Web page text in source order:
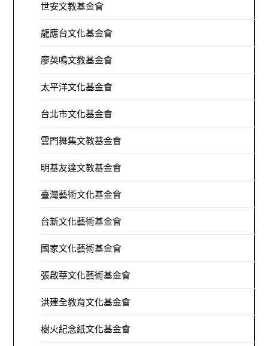
世安文教基金會
龍應台文化基金會
廖英鳴文教基金會
太平洋文化基金會
台北市文化基金會
雲門舞集文教基金會
明基友達文教基金會
臺灣藝術文化基金會
台新文化藝術基金會
國家文化藝術基金會
張啟華文化藝術基金會
洪建全教育文化基金會
樹火紀念紙文化基金會